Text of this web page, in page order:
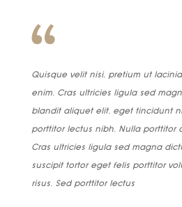
Quisque velit nisi, pretium ut
enim. Cras ultricies ligula sed
blandit aliquet elit, eget tincidunt
porttitor lectus nibh. Nulla porttitor
Cras ultricies ligula sed magna
suscipit tortor eget felis porttitor
risus. Sed porttitor lectus